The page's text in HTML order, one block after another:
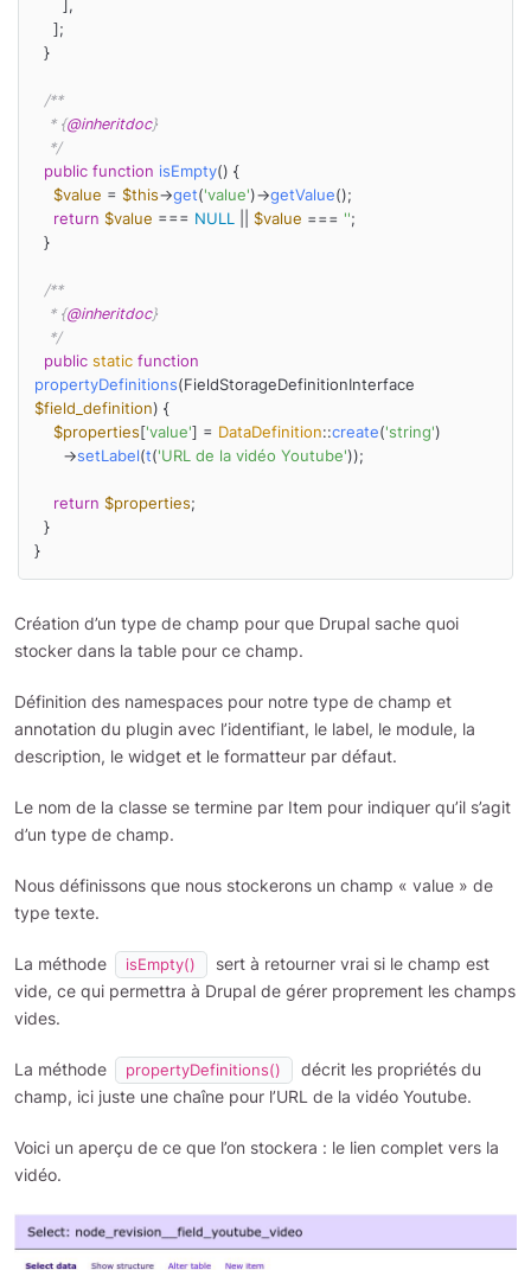
/**
   * {
@inheritdoc}
   */
public function isEmpty() {
$value = $this->get('value')->getValue();
return $value === NULL $value === '';
/**
   * {
@inheritdoc}
   */
public static function
propertyDefinitions(
$field_definition) {
$properties ['value'] = DataDefinition::create('string')
      ->
setLabel(t('URL de la vidéo Youtube'));
return $properties;
}
Création d’un type de champ pour que Drupal sache quoi
stocker dans la table pour ce champ.
Définition des namespaces pour notre type de champ et
annotation du plugin avec l’identifiant, le label, le module, la
description, le widget et le formatteur par défaut.
Le nom de la classe se termine par Item pour indiquer qu’il s’agit
d’un type de champ.
Nous définissons que nous stockerons un champ « value » de
type texte.
La méthode isEmpty()
sert à retourner vrai si le champ est
vide, ce qui permettra à Drupal de gérer proprement les champs
vides.
La méthode propertyDefinitions()
décrit les propriétés du
champ, ici juste une chaîne pour l’URL de la vidéo Youtube.
Voici un aperçu de ce que l’on stockera : le lien complet vers la
vidéo.